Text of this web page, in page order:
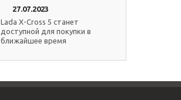
27.07.2023
Lada X-Cross 5 станет
доступной для покупки в
ближайшее время